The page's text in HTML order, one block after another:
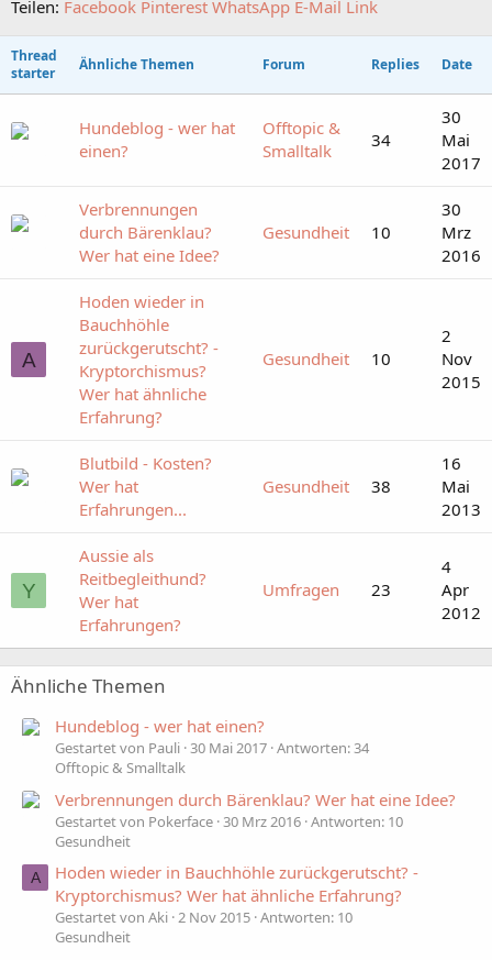
Teilen: Facebook Pinterest WhatsApp E-Mail Link
Thread
starter
Ähnliche Themen Forum Replies Date
Hundeblog - wer hat
einen?
Offtopic &
Smalltalk
34
30
Mai
2017
Verbrennungen
durch Bärenklau?
Wer hat eine Idee?
Gesundheit 10
30
Mrz
2016
A
Hoden wieder in
Bauchhöhle
zurückgerutscht? -
Kryptorchismus?
Wer hat ähnliche
Erfahrung?
Gesundheit 10
2
Nov
2015
Blutbild - Kosten?
Wer hat
Erfahrungen...
Gesundheit 38
16
Mai
2013
Y
Aussie als
Reitbegleithund?
Wer hat
Erfahrungen?
Umfragen 23
4
Apr
2012
Ähnliche Themen
Hundeblog - wer hat einen?
Gestartet von Pauli 30 Mai 2017 Antworten: 34
Offtopic & Smalltalk
Verbrennungen durch Bärenklau? Wer hat eine Idee?
Gestartet von Pokerface 30 Mrz 2016 Antworten: 10
Gesundheit
A
Hoden wieder in Bauchhöhle zurückgerutscht? -
Kryptorchismus? Wer hat ähnliche Erfahrung?
Gestartet von Aki 2 Nov 2015 Antworten: 10
Gesundheit